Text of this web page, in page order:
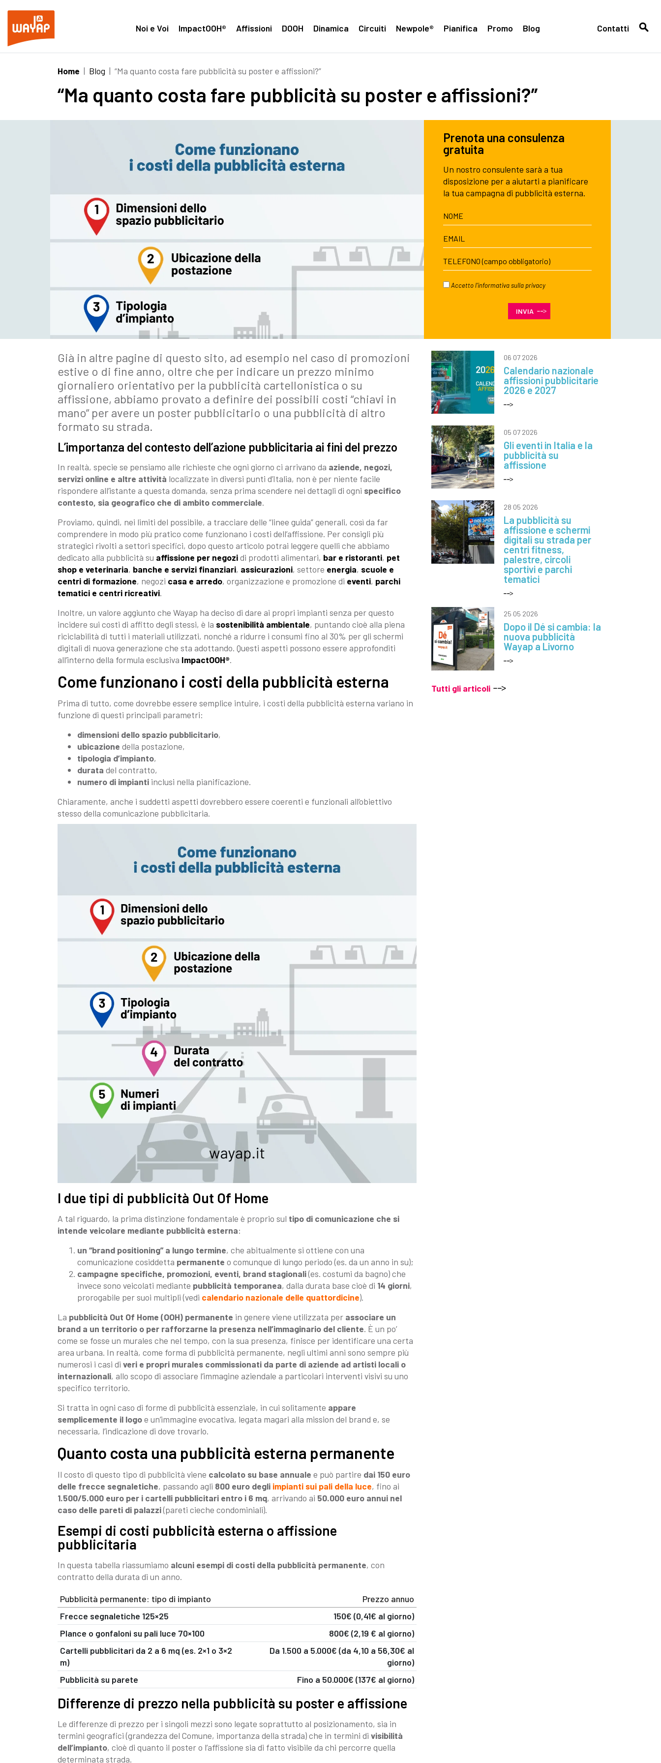
Noi e Voi ImpactOOH® Affissioni DOOH Dinamica Circuiti Newpole® Pianifica Promo Blog Contatti
Home | Blog | “Ma quanto costa fare pubblicità su poster e affissioni?”
“Ma quanto costa fare pubblicità su poster e affissioni?”
Prenota una consulenza
gratuita
Un nostro consulente sarà a tua
disposizione per a aiutarti a pianificare
la tua campagna di pubblicità esterna.
Accetto l'informativa sulla privacy
Già in altre pagine di questo sito, ad esempio nel caso di promozioni
estive o di fine anno, oltre che per indicare un prezzo minimo
giornaliero orientativo per la pubblicità cartellonistica o su
affissione, abbiamo provato a definire dei possibili costi “chiavi in
mano” per avere un poster pubblicitario o una pubblicità di altro
formato su strada.
L’importanza del contesto dell’azione pubblicitaria ai fini del prezzo
In realtà, specie se pensiamo alle richieste che ogni giorno ci arrivano da aziende, negozi,
servizi online e altre attività localizzate in diversi punti d’Italia, non è per niente facile
rispondere all’istante a questa domanda, senza prima scendere nei dettagli di ogni specifico
contesto, sia geografico che di ambito commerciale.
Proviamo, quindi, nei limiti del possibile, a tracciare delle “linee guida” generali, così da far
comprendere in modo più pratico come funzionano i costi dell’affissione. Per consigli più
strategici rivolti a settori specifici, dopo questo articolo potrai leggere quelli che abbiamo
dedicato alla pubblicità su affissione per negozidi prodotti alimentari, bar e ristoranti, pet
shop e veterinaria, banche e servizi finanziari, assicurazioni, settore energia, scuole e
centri di formazione, negozi casa e arredo, organizzazione e promozione di eventi, parchi
tematici e centri ricreativi.
Inoltre, un valore aggiunto che Wayap ha deciso di dare ai propri impianti senza per questo
incidere sui costi di affitto degli stessi, è la sostenibilità ambientale, puntando cioè alla piena
riciclabilità di tutti i materiali utilizzati, nonché a ridurre i consumi fino al 30% per gli schermi
digitali di nuova generazione che sta adottando. Questi aspetti possono essere approfonditi
all’interno della formula esclusiva ImpactOOH®.
Come funzionano i costi della pubblicità esterna
Prima di tutto, come dovrebbe essere semplice intuire, i costi della pubblicità esterna variano in
funzione di questi principali parametri:
dimensioni dello spazio pubblicitario,
ubicazione della postazione,
tipologia d’impianto,
durata del contratto,
numero di impianti inclusi nella pianificazione.
Chiaramente, anche i suddetti aspetti dovrebbero essere coerenti e funzionali all’obiettivo
stesso della comunicazione pubblicitaria.
I due tipi di pubblicità Out Of Home
A tal riguardo, la prima distinzione fondamentale è proprio sul tipo di comunicazione che si
intende veicolare mediante pubblicità esterna:
un “brand positioning” a lungo termine, che abitualmente si ottiene con una
comunicazione cosiddetta permanente o comunque di lungo periodo (es. da un anno in su);
campagne specifiche, promozioni, eventi, brand stagionali(es. costumi da bagno) che
invece sono veicolati mediante pubblicità temporanea, dalla durata base cioè di 14 giorni,
prorogabile per suoi multipli (vedi calendario nazionale delle quattordicine).
La pubblicità Out Of Home (OOH) permanente in genere viene utilizzata per associare un
brand a un territorio o per rafforzarne la presenza nell’immaginario del cliente. È un po’
come se fosse un murales che nel tempo, con la sua presenza, finisce per identificare una certa
area urbana. In realtà, come forma di pubblicità permanente, negli ultimi anni sono sempre più
numerosi i casi di veri e propri murales commissionati da parte di aziende ad artisti locali o
internazionali, allo scopo di associare l’immagine aziendale a particolari interventi visivi su uno
specifico territorio.
Si tratta in ogni caso di forme di pubblicità essenziale, in cui solitamente appare
semplicemente il logoe un’immagine evocativa, legata magari alla mission del brand e, se
necessaria, l’indicazione di dove trovarlo.
Quanto costa una pubblicità esterna permanente
Il costo di questo tipo di pubblicità viene calcolato su base annuale e può partire dai 150 euro
delle frecce segnaletiche, passando agli 800 euro degli impianti sui pali della luce, fino ai
1.500/5.000 euro per i cartelli pubblicitari entro i 6 mq, arrivando ai 50.000 euro annui nel
caso delle pareti di palazzi(pareti cieche condominiali).
Esempi di costi pubblicità esterna o affissione
pubblicitaria
In questa tabella riassumiamo alcuni esempi di costi della pubblicità permanente, con
contratto della durata di un anno.
Pubblicità permanente: tipo di impianto
Prezzo annuo
Frecce segnaletiche 125×25
150€ (0,41€ al giorno)
Plance o gonfaloni su pali luce 70×100
800€ (2,19 € al giorno)
Cartelli pubblicitari da 2 a 6 mq (es. 2×1 o 3×2
m)
Da 1.500 a 5.000€ (da 4,10 a 56,30€ al
giorno)
Pubblicità su parete
Fino a 50.000€ (137€ al giorno)
Differenze di prezzo nella pubblicità su poster e affissione
Le differenze di prezzo per i singoli mezzi sono legate soprattutto al posizionamento, sia in
termini geografici (grandezza del Comune, importanza della strada) che in termini di visibilità
dell’impianto, cioè di quanto il poster o l’affissione sia di fatto visibile da chi percorre quella
determinata strada.
06 07 2026
Calendario nazionale
affissioni pubblicitarie
2026 e 2027
05 07 2026
Gli eventi in Italia e la
pubblicità su
affissione
28 05 2026
La pubblicità su
affissione e schermi
digitali su strada per
centri fitness,
palestre, circoli
sportivi e parchi
tematici
25 05 2026
Dopo il Dé si cambia: la
nuova pubblicità
Wayap a Livorno
Tutti gli articoli